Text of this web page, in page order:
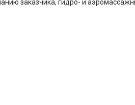
заказчика, гидро- и